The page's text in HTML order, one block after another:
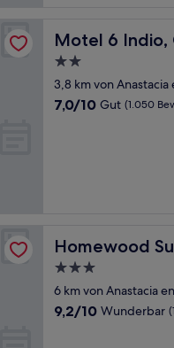
Motel 6 Indio,
Motel 6 Indio, CA
2.0-
Sterne-
Unterkunft
3,8 km von
7.0
7,0/10 Gut (1.050
Homewood
Homewood
3.0-
Sterne-
Unterkunft
6 km von Anastacia
9.2
9,2/10 Wunderbar